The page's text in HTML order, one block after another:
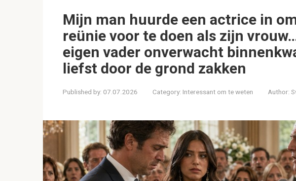
Mijn man huurde een actrice in
reünie voor te doen als zijn
eigen vader onverwacht
liefst door de grond zakken
Published by: 07.07.2026 Category: Interessant om te weten Author: